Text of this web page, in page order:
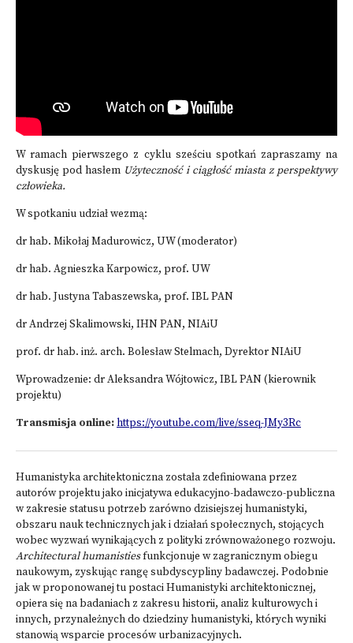
W ramach pierwszego z cyklu sześciu spotkań zapraszamy na
dyskusję pod hasłem Użyteczność i ciągłość miasta z perspektywy
człowieka.
W spotkaniu udział wezmą:
dr hab. Mikołaj Madurowicz, UW (moderator)
dr hab. Agnieszka Karpowicz, prof. UW
dr hab. Justyna Tabaszewska, prof. IBL PAN
dr Andrzej Skalimowski, IHN PAN, NIAiU
prof. dr hab. inż. arch. Bolesław Stelmach, Dyrektor NIAiU
Wprowadzenie: dr Aleksandra Wójtowicz, IBL PAN (kierownik
projektu)
Transmisja online:https://youtube.com/live/sseq-JMy3Rc
Humanistyka architektoniczna została zdefiniowana przez
autorów projektu jako inicjatywa edukacyjno-badawczo-publiczna
w zakresie statusu potrzeb zarówno dzisiejszej humanistyki,
obszaru nauk technicznych jak i działań społecznych, stojących
wobec wyzwań wynikających z polityki zrównoważonego rozwoju.
Architectural humanistiesfunkcjonuje w zagranicznym obiegu
naukowym, zyskując rangę subdyscypliny badawczej. Podobnie
jak w proponowanej tu postaci Humanistyki architektonicznej,
opiera się na badaniach z zakresu historii, analiz kulturowych i
innych, przynależnych do dziedziny humanistyki, których wyniki
stanowią wsparcie procesów urbanizacyjnych.